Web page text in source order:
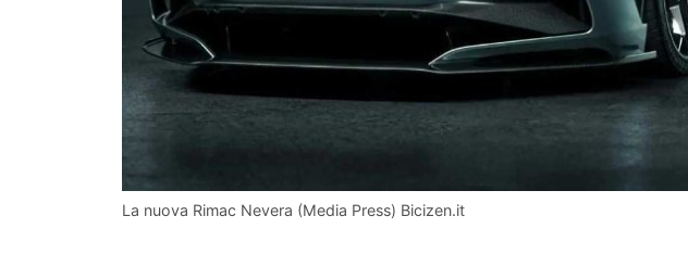
La nuova Rimac Nevera (Media Press) Bicizen.it